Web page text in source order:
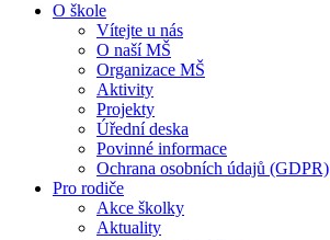
O škole
Vítejte u nás
O naší MŠ
Organizace MŠ
Aktivity
Projekty
Úřední deska
Povinné informace
Ochrana osobních údajů (GDPR)
Pro rodiče
Akce školky
Aktuality